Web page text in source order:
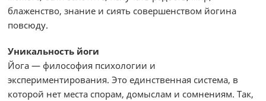
блаженство, знание и сиять совершенством йогина
повсюду.
Уникальность йоги
Йога — философия психологии и
экспериментирования. Это единственная система, в
которой нет места спорам, домыслам и сомнениям. Так,